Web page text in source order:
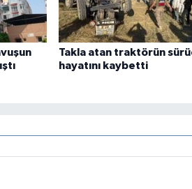
Takla atan traktörün
hayatını kaybetti